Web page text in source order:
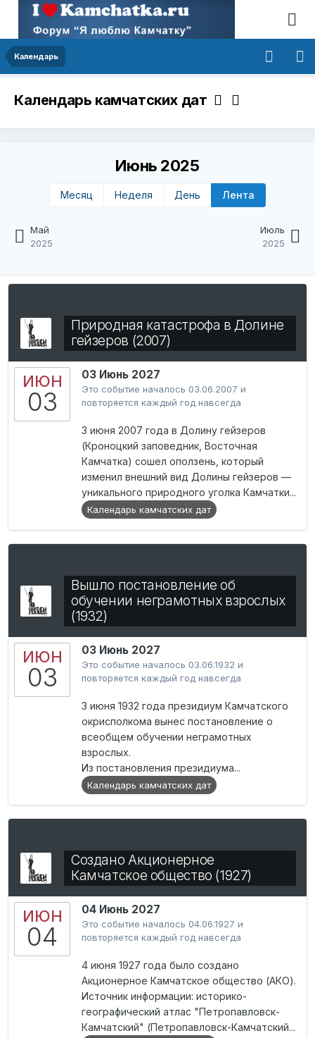
Календарь
Календарь камчатских дат
Май
2025
Июнь 2025
Месяц Неделя День Лента
Июль
2025
Природная катастрофа в Долине
гейзеров (2007)
ИЮН
03
03 Июнь 2027
Это событие началось 03.06.2007 и
повторяется каждый год навсегда
3 июня 2007 года в Долину гейзеров
(Кроноцкий заповедник, Восточная
Камчатка) сошел оползень, который
изменил внешний вид Долины гейзеров —
уникального природного уголка Камчатки...
Календарь камчатских дат
Вышло постановление об
обучении неграмотных взрослых
(1932)
ИЮН
03
03 Июнь 2027
Это событие началось 03.06.1932 и
повторяется каждый год навсегда
3 июня 1932 года президиум Камчатского
окрисполкома вынес постановление о
всеобщем обучении неграмотных
взрослых.
Из постановления президиума...
Календарь камчатских дат
Создано Акционерное
Камчатское общество (1927)
ИЮН
04
04 Июнь 2027
Это событие началось 04.06.1927 и
повторяется каждый год навсегда
4 июня 1927 года было создано
Акционерное Камчатское общество (АКО).
Источник информации: историко-
географический атлас "Петропавловск-
Камчатский" (Петропавловск-Камчатский...